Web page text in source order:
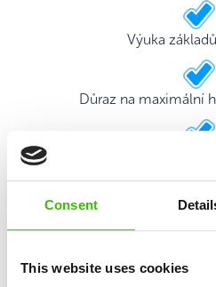
Consent
This website uses cookies
Výuka
Důraz na maximální
2